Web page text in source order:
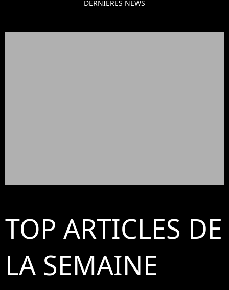
DERNIÈRES NEWS
TOP ARTICLES DE
LA SEMAINE